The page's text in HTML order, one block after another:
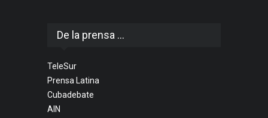
De la prensa ...
TeleSur
Prensa Latina
Cubadebate
AIN